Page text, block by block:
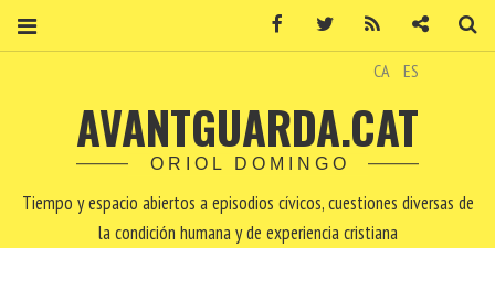
CA ES
AVANTGUARDA.CAT
ORIOL DOMINGO
Tiempo y espacio abiertos a episodios cívicos, cuestiones diversas de
la condición humana y de experiencia cristiana
Facebook Twitter Contacto